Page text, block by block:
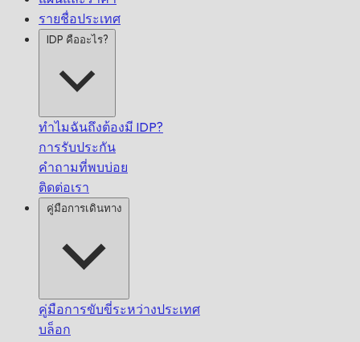
รายชื่อประเทศ
IDP คืออะไร?
ทำไมฉันถึงต้องมี IDP?
การรับประกัน
คำถามที่พบบ่อย
ติดต่อเรา
คู่มือการเดินทาง
คู่มือการขับขี่ระหว่างประเทศ
บล็อก